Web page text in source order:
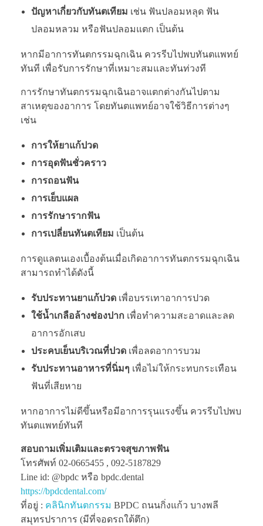
ปัญหาเกี่ยวกับทันตเทียม เช่น ฟันปลอมหลุด ฟัน
ปลอมหลวม หรือฟันปลอมแตก เป็นต้น
หากมีอาการทันตกรรมฉุกเฉิน ควรรีบไปพบทันตแพทย์
ทันที เพื่อรับการรักษาที่เหมาะสมและทันท่วงที
การรักษาทันตกรรมฉุกเฉินอาจแตกต่างกันไปตาม
สาเหตุของอาการ โดยทันตแพทย์อาจใช้วิธีการต่างๆ
เช่น
การให้ยาแก้ปวด
การอุดฟันชั่วคราว
การถอนฟัน
การเย็บแผล
การรักษารากฟัน
การเปลี่ยนทันตเทียม เป็นต้น
การดูแลตนเองเบื้องต้นเมื่อเกิดอาการทันตกรรมฉุกเฉิน
สามารถทำได้ดังนี้
รับประทานยาแก้ปวดเพื่อบรรเทาอาการปวด
ใช้น้ำเกลือล้างช่องปาก เพื่อทำความสะอาดและลด
อาการอักเสบ
ประคบเย็นบริเวณที่ปวดเพื่อลดอาการบวม
รับประทานอาหารที่นิ่มๆ เพื่อไม่ให้กระทบกระเทือน
ฟันที่เสียหาย
หากอาการไม่ดีขึ้นหรือมีอาการรุนแรงขึ้น ควรรีบไปพบ
ทันตแพทย์ทันที
สอบถามเพิ่มเติมและตรวจสุขภาพฟัน
โทรศัพท์ 02-0665455 , 092-5187829
Line id: @bpdc หรือ bpdc.dental
https://bpdcdental.com/
ที่อยู่ : คลินิกทันตกรรม BPDC ถนนกิ่งแก้ว บางพลี
สมุทรปราการ (มีที่จอดรถใต้ตึก)